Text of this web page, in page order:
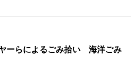
ーらによるごみ拾い 海洋ごみ